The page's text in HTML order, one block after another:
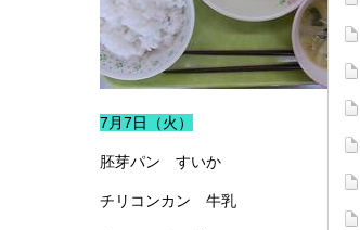
7月7日（火）
胚芽パン すいか
チリコンカン 牛乳